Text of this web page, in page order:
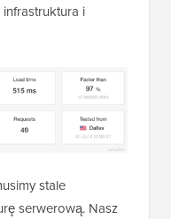
i
stale
serwerową. Nasz